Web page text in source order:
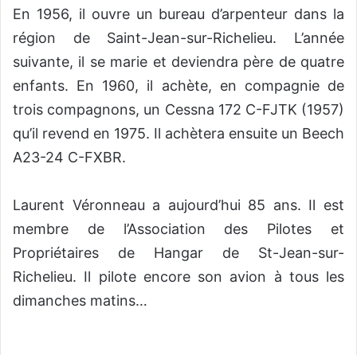
En 1956, il ouvre un bureau d’arpenteur dans la
région de Saint-Jean-sur-Richelieu. L’année
suivante, il se marie et deviendra père de quatre
enfants. En 1960, il achète, en compagnie de
trois compagnons, un Cessna 172 C-FJTK (1957)
qu’il revend en 1975. Il achètera ensuite un Beech
A23-24 C-FXBR.
Laurent Véronneau a aujourd’hui 85 ans. Il est
membre de l’Association des Pilotes et
Propriétaires de Hangar de St-Jean-sur-
Richelieu. Il pilote encore son avion à tous les
dimanches matins…